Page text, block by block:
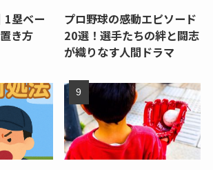
1塁ベー
き方
プロ野球の感動エピソード
20選！選手たちの絆と闘志
が織りなす人間ドラマ